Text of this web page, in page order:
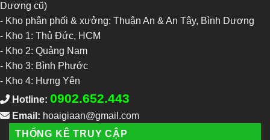
Dương cũ)
- Kho phân phối & xưởng: Thuận An & An Tây, Bình Dương
- Kho 1: Thủ Đức, HCM
- Kho 2: Quảng Nam
- Kho 3: Bình Phước
- Kho 4: Hưng Yên
Hotline: 0902.652.443
Email: hoaigiaan@gmail.com
THỐNG KÊ TRUY CẬP